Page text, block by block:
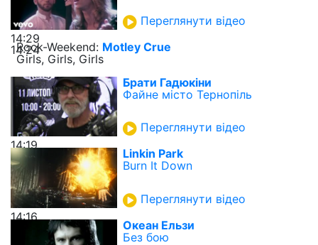
14:29
Переглянути відео
14:24
Rock-Weekend: Motley Crue
Girls, Girls, Girls
14:19
Брати Гадюкіни
Файне місто Тернопіль
Переглянути відео
14:16
Linkin Park
Burn It Down
Переглянути відео
Океан Ельзи
Без бою